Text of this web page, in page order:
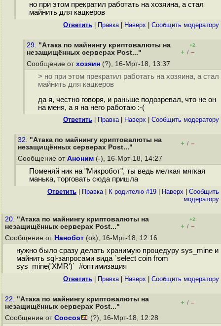
но при этом прекратил работать на хозяина, а стал
майнить для кацкеров
Ответить Правка| Наверх Cообщить модератору
29. "Атака по майнингу криптовалюты на
незащищённых серверах Post..."
+2
+ / –
Сообщение от хозяин (?), 16-Мрт-18, 13:37
> но при этом прекратил работать на хозяина, а стал
майнить для кацкеров
да я, честно говоря, и раньше подозревал, что не он
на меня, а я на него работаю :-(
Ответить Правка| Наверх Cообщить модератору
32. "Атака по майнингу криптовалюты на
незащищённых серверах Post..."
+ / –
Сообщение от Аноним (-), 16-Мрт-18, 14:27
Поменяй ник на "Микробот", ты ведь мелкая мягкая
манька, торговать сюда пришла
Ответить Правка| К родителю #19 Наверх
Cообщить
модератору
20. "Атака по майнингу криптовалюты на
незащищённых серверах Post..."
+2
+ / –
Сообщение от Нанобот (ok), 16-Мрт-18, 12:16
нужно было сразу делать хранимую процедуру sys_mine и
майнить sql-запросами вида `select coin from
sys_mine('XMR')` #оптимизация
Ответить Правка| Наверх Cообщить модератору
22. "Атака по майнингу криптовалюты на
незащищённых серверах Post..."
+ / –
Сообщение от Coocos (?), 16-Мрт-18, 12:28